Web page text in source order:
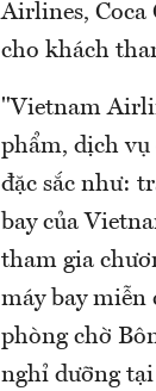
Airlines, Coca
cho khách
"Vietnam
phẩm, dịch
đặc sắc như:
bay của
tham gia
máy bay miễn
phòng chờ
nghỉ dưỡng